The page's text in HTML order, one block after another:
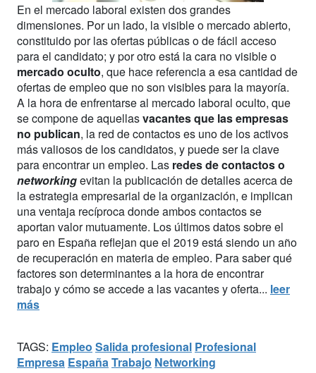
En el mercado laboral existen dos grandes
dimensiones. Por un lado, la visible o mercado abierto,
constituido por las ofertas públicas o de fácil acceso
para el candidato; y por otro está la cara no visible o
mercado oculto, que hace referencia a esa cantidad de
ofertas de empleo que no son visibles para la mayoría.
A la hora de enfrentarse al mercado laboral oculto, que
se compone de aquellasvacantes que las empresas
no publican, la red de contactos es uno de los activos
más valiosos de los candidatos, y puede ser la clave
para encontrar un empleo. Las redes de contactos o
networkingevitan la publicación de detalles acerca de
la estrategia empresarial de la organización, e implican
una ventaja recíproca donde ambos contactos se
aportan valor mutuamente. Los últimos datos sobre el
paro en España reflejan que el 2019 está siendo un año
de recuperación en materia de empleo. Para saber qué
factores son determinantes a la hora de encontrar
trabajo y cómo se accede a las vacantes y oferta... leer
más
TAGS: Empleo Salida profesional Profesional
Empresa España Trabajo Networking